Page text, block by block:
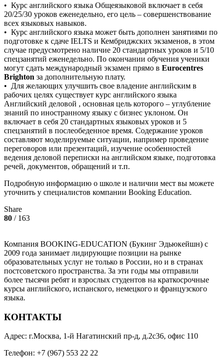
• Курс английского языка Общеязыковой включает в себя
20/25/30 уроков еженедельно, его цель – совершенствование
всех языковых навыков.
• Курс английского языка может быть дополнен занятиями по
подготовке к сдаче IELTS и Кембриджских экзаменов, в этом
случае предусмотрено наличие 20 стандартных уроков и 5/10
спецзанятий еженедельно. По окончании обучения ученики
могут сдать международный экзамен прямо в Eurocentres
Brighton за дополнительную плату.
• Для желающих улучшить свое владение английским в
рабочих целях существует курс английского языка
Английский деловой , основная цель которого – углубление
знаний по иностранному языку с бизнес уклоном. Он
включает в себя 20 стандартных языковых уроков и 5
спецзанятий в послеобеденное время. Содержание уроков
составляют моделируемые ситуации, например проведение
переговоров или презентаций, изучение особенностей
ведения деловой переписки на английском языке, подготовка
речей, документов, обращений и т.п.
Подробную информацию о школе и наличии мест вы можете
уточнить у специалистов компании Booking Education.
Share
80 / 163
Компания BOOKING-EDUCATION (Букинг Эдьюкейшн) с
2009 года занимает лидирующие позиции на рынке
образовательных услуг не только в России, но и в странах
постсоветского пространства. За эти годы мы отправили
более тысячи ребят и взрослых студентов на краткосрочные
курсы английского, испанского, немецкого и французского
языка.
КОНТАКТЫ
Адрес: г.Москва, 1-й Нагатинский пр-д, д.2с36, офис 110
Телефон: +7 (967) 553 22 22